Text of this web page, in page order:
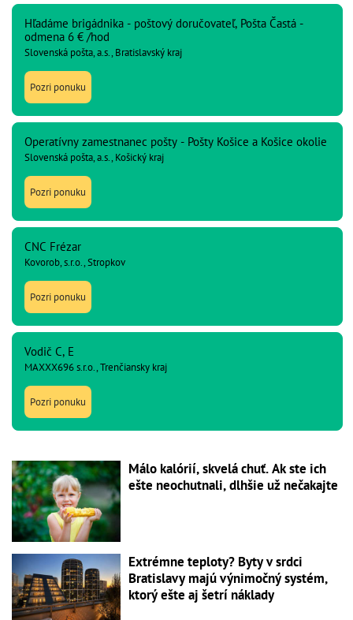
Hľadáme brigádnika - poštový doručovateľ, Pošta Častá -
odmena 6 € /hod
Slovenská pošta, a.s., Bratislavský kraj
Pozri ponuku
Operatívny zamestnanec pošty - Pošty Košice a Košice okolie
Slovenská pošta, a.s., Košický kraj
Pozri ponuku
CNC Frézar
Kovorob, s.r.o., Stropkov
Pozri ponuku
Vodič C, E
MAXXX696 s.r.o., Trenčiansky kraj
Pozri ponuku
Málo kalórií, skvelá chuť. Ak ste ich
ešte neochutnali, dlhšie už nečakajte
Extrémne teploty? Byty v srdci
Bratislavy majú výnimočný systém,
ktorý ešte aj šetrí náklady